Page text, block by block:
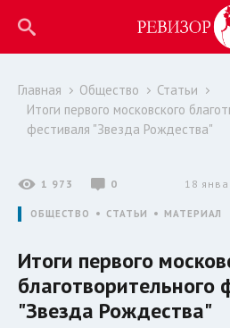
Главная Общество
Статьи
Итоги первого московского
фестиваля "Звезда Рождества"
1 973 0 18
ОБЩЕСТВО СТАТЬИ МАТЕРИАЛ
Итоги первого
благотворительного
"Звезда Рождества"